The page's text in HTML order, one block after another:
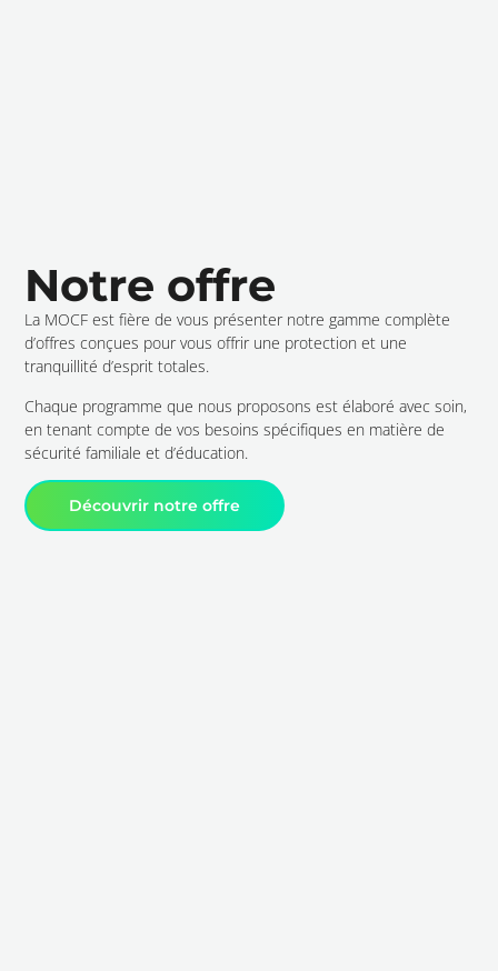
Notre offre
La MOCF est fière de vous présenter notre gamme complète
d’offres conçues pour vous offrir une protection et une
tranquillité d’esprit totales.
Chaque programme que nous proposons est élaboré avec soin,
en tenant compte de vos besoins spécifiques en matière de
sécurité familiale et d’éducation.
Découvrir notre offre